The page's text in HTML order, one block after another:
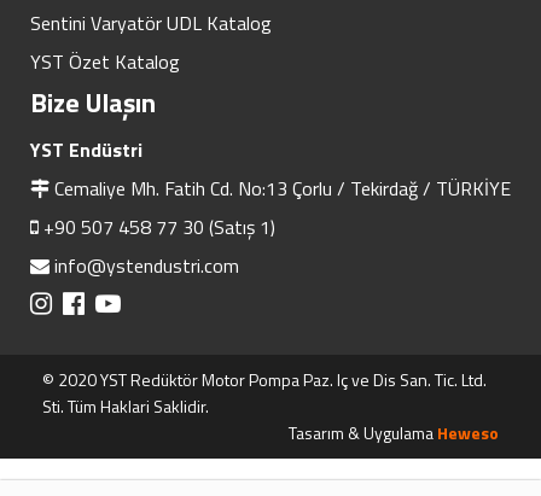
Sentini Varyatör UDL Katalog
YST Özet Katalog
Bize Ulaşın
YST Endüstri
Cemaliye Mh. Fatih Cd. No:13 Çorlu / Tekirdağ / TÜRKİYE
+90 507 458 77 30 (Satış 1)
info@ystendustri.com
© 2020 YST Redüktör Motor Pompa Paz. Iç ve Dis San. Tic. Ltd.
Sti. Tüm Haklari Saklidir.
Tasarım & UygulamaHeweso